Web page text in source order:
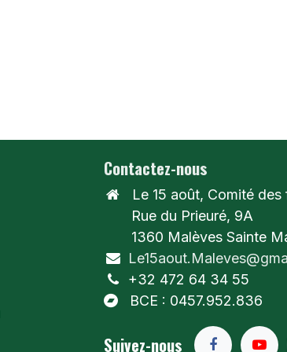
Contactez-nous
Le 15 août, Comité des
Rue du Prieuré, 9A
1360 Malèves Sainte
+32 472 64 34 55
BCE : 0457.952.836
Suivez-nous